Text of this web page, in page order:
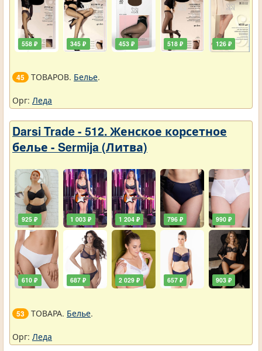
558 ₽ 345 ₽ 453 ₽ 518 ₽ 126 ₽
45 ТОВАРОВ. Белье.
Орг: Леда
Darsi Trade - 512. Женское корсетное
белье - Sermija (Литва)
925 ₽
610 ₽
1 003 ₽
687 ₽
1 204 ₽
2 029 ₽
796 ₽
657 ₽
990 ₽
903 ₽
53 ТОВАРА. Белье.
Орг: Леда